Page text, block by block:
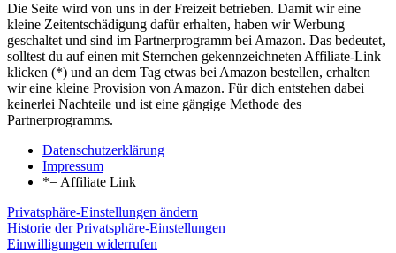
Die Seite wird von uns in der Freizeit betrieben. Damit wir eine
kleine Zeitentschädigung dafür erhalten, haben wir Werbung
geschaltet und sind im Partnerprogramm bei Amazon. Das bedeutet,
solltest du auf einen mit Sternchen gekennzeichneten Affiliate-Link
klicken (*) und an dem Tag etwas bei Amazon bestellen, erhalten
wir eine kleine Provision von Amazon. Für dich entstehen dabei
keinerlei Nachteile und ist eine gängige Methode des
Partnerprogramms.
Datenschutzerklärung
Impressum
*= Affiliate Link
Privatsphäre-Einstellungen ändern
Historie der Privatsphäre-Einstellungen
Einwilligungen widerrufen